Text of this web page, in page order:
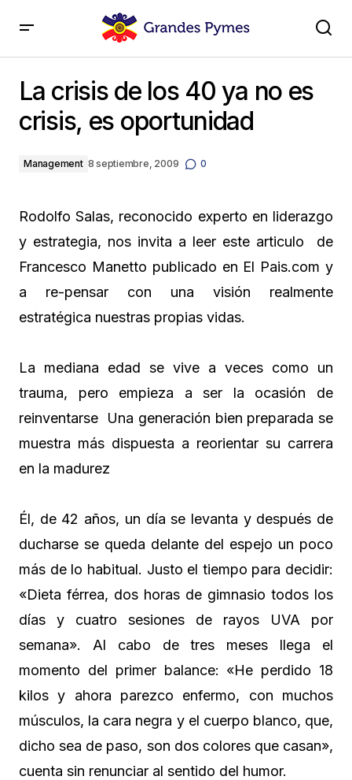
La crisis de los 40 ya no es
crisis, es oportunidad
Management 8 septiembre, 2009 0
Rodolfo Salas, reconocido experto en liderazgo
y estrategia, nos invita a leer este articulo de
Francesco Manetto publicado en El Pais.com y
a re-pensar con una visión realmente
estratégica nuestras propias vidas.
La mediana edad se vive a veces como un
trauma, pero empieza a ser la ocasión de
reinventarse Una generación bien preparada se
muestra más dispuesta a reorientar su carrera
en la madurez
Él, de 42 años, un día se levanta y después de
ducharse se queda delante del espejo un poco
más de lo habitual. Justo el tiempo para decidir:
«Dieta férrea, dos horas de gimnasio todos los
días y cuatro sesiones de rayos UVA por
semana». Al cabo de tres meses llega el
momento del primer balance: «He perdido 18
kilos y ahora parezco enfermo, con muchos
músculos, la cara negra y el cuerpo blanco, que,
dicho sea de paso, son dos colores que casan»,
cuenta sin renunciar al sentido del humor.